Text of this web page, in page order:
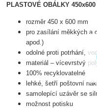
PLASTOVÉ OBÁLKY
rozměr 450 x 600 mm
pro zasílání měkkých a
apod.)
odolné proti potrhání,
materiál – vícevrstvý
100% recyklovatelné
lehké, šetří poštovní
samolepící uzávěr se
možnost potisku